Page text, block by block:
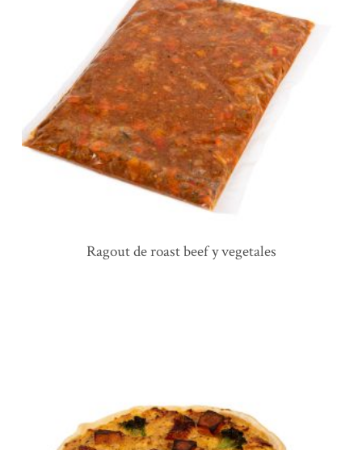
ragout de roast beef y vegetales